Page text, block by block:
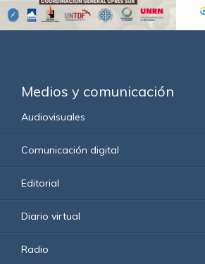
Medios y comunicación
Audiovisuales
Comunicación digital
Editorial
Diario virtual
Radio